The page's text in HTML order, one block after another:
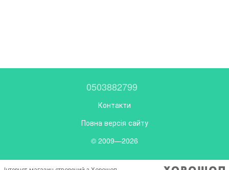
0503882799
Контакти
Повна версія сайту
© 2009—2026